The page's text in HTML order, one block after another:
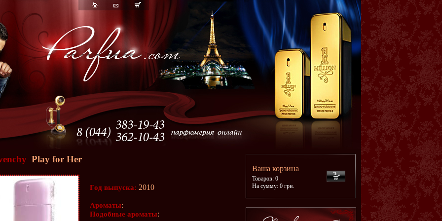
Play for Her
Год выпуска: 2010
Ароматы:
Подобные ароматы:
Ваша корзина
Товаров: 0
На сумму: 0 грн.